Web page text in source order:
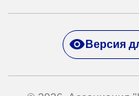
Версия